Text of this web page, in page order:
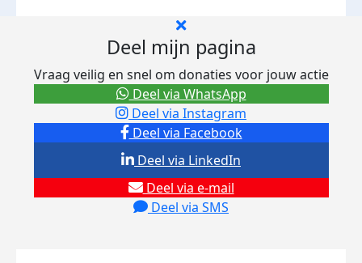
Deel mijn pagina
Vraag veilig en snel om donaties voor jouw actie
Deel via Facebook
Deel via Instagram
Deel via e-mail
Deel via SMS
Deel via LinkedIn
Deel via WhatsApp